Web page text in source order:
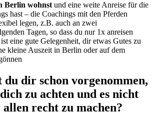
Berlin wohnst und eine weite Anreise für die
hast – die Coachings mit den Pferden
legen, z.B. auch an zwei
Tagen, so dass du nur 1x anreisen
eine gute Gelegenheit, dir etwas Gutes zu
kleine Auszeit in Berlin oder auf dem
du dir schon vorgenommen,
zu achten und es nicht
recht zu machen?